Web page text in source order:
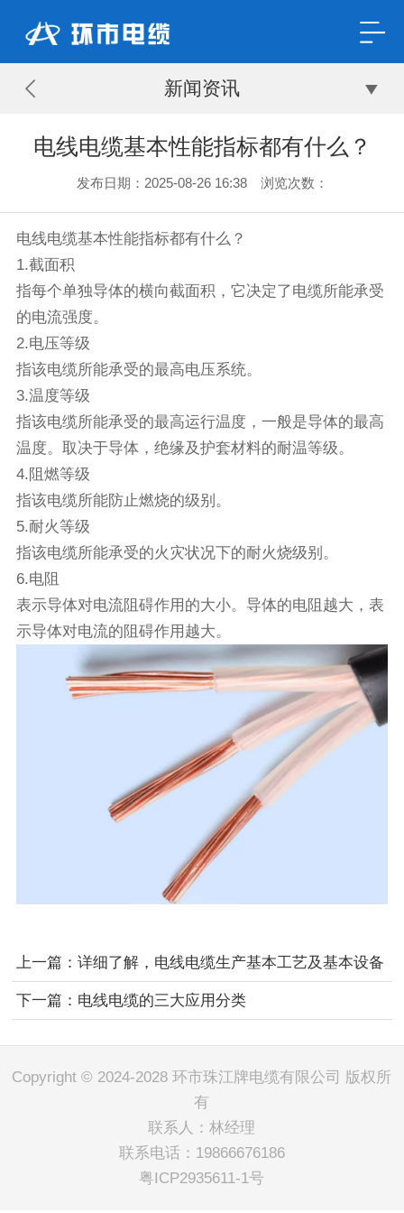
新闻资讯
电线电缆基本性能指标都有什么？
发布日期：2025-08-26 16:38 浏览次数：
电线电缆基本性能指标都有什么？
1.截面积
指每个单独导体的横向截面积，它决定了电缆所能承受
的电流强度。
2.电压等级
指该电缆所能承受的最高电压系统。
3.温度等级
指该电缆所能承受的最高运行温度，一般是导体的最高
温度。取决于导体，绝缘及护套材料的耐温等级。
4.阻燃等级
指该电缆所能防止燃烧的级别。
5.耐火等级
指该电缆所能承受的火灾状况下的耐火烧级别。
6.电阻
表示导体对电流阻碍作用的大小。导体的电阻越大，表
示导体对电流的阻碍作用越大。
上一篇： 详细了解，电线电缆生产基本工艺及基本设备
下一篇： 电线电缆的三大应用分类
Copyright © 2024-2028 环市珠江牌电缆有限公司 版权所
有
联系人：林经理
联系电话：19866676186
粤ICP2935611-1号